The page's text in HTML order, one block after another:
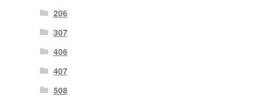
206
307
406
407
508